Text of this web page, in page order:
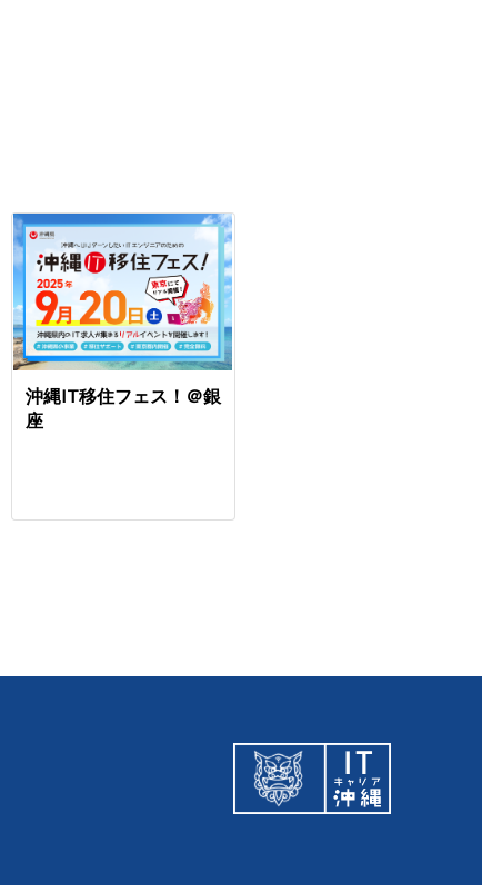
沖縄IT移住フェス！＠銀
座